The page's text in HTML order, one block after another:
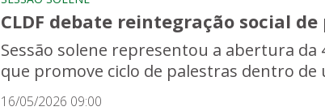
CLDF debate reintegração social
Sessão solene representou a abertura da
que promove ciclo de palestras dentro de
16/05/2026 09:00